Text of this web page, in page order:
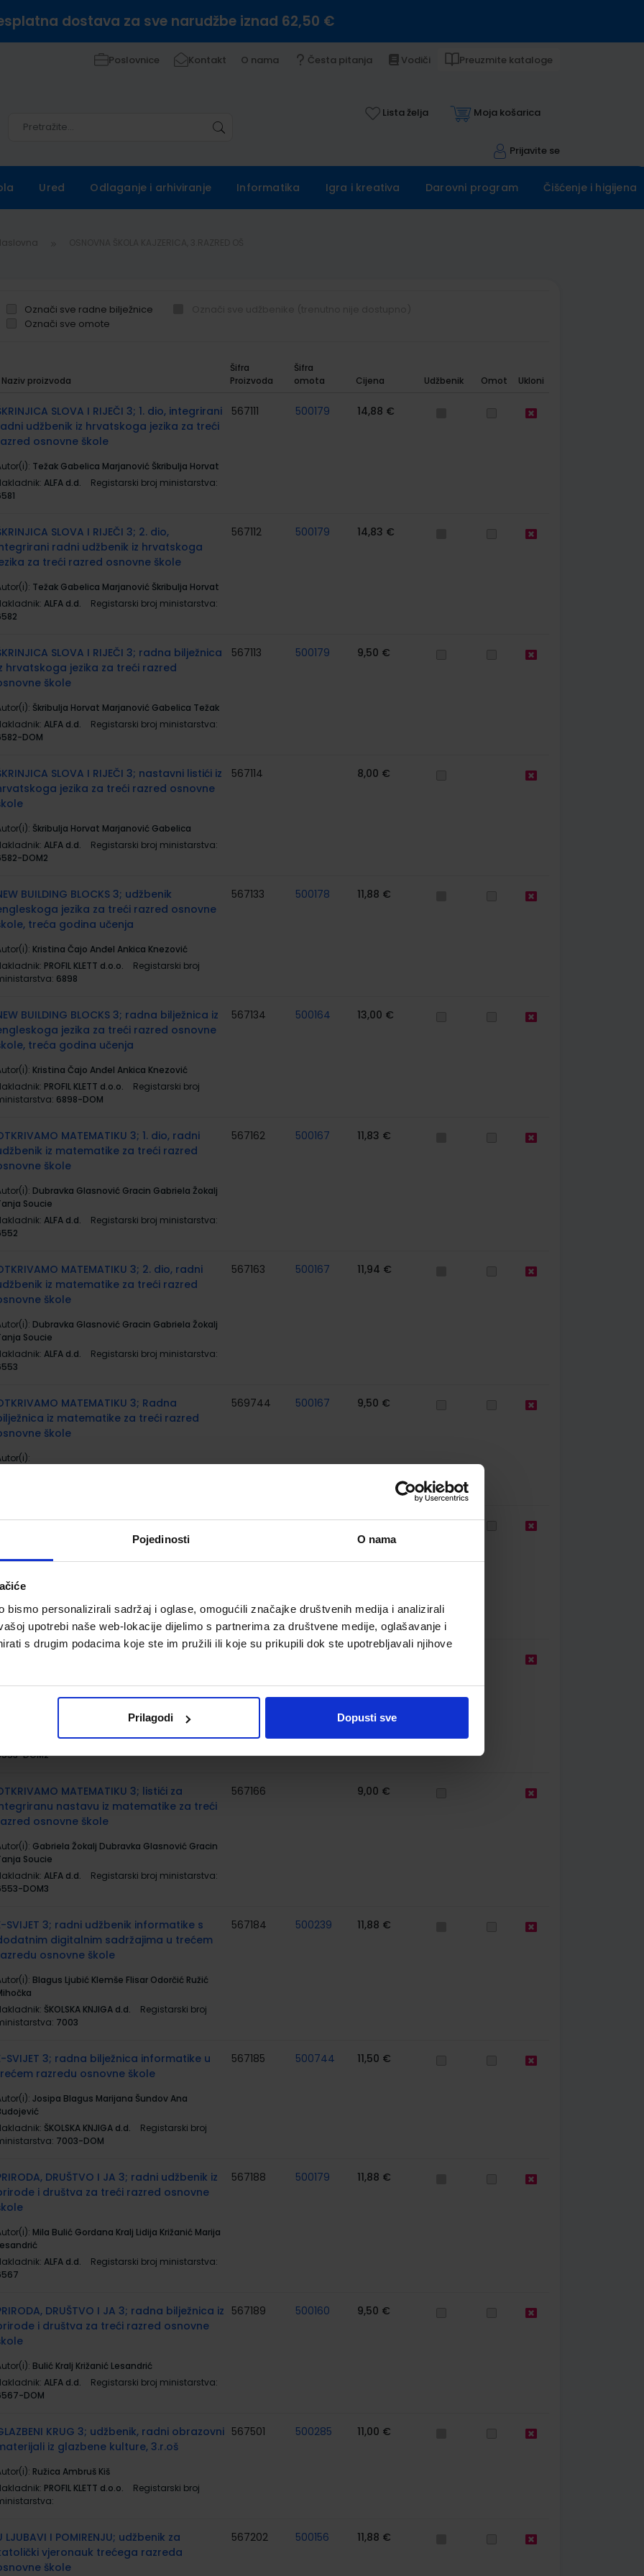
Pojedinosti O nama
bismo personalizirali sadržaj i oglase, omogućili značajke društvenih medija i analizirali
upotrebi naše web-lokacije dijelimo s partnerima za društvene medije, oglašavanje i
s drugim podacima koje ste im pružili ili koje su prikupili dok ste upotrebljavali njihove
Prilagodi Dopusti sve
dostava za sve narudžbe iznad 62,50 €
Poslovnice Kontakt O nama Česta pitanja Vodiči Preuzmite kataloge
Lista želja Moja košarica
Prijavite se
Ured Odlaganje i arhiviranje Informatika Igra i kreativa Darovni program Čišćenje i higijena
Označi sve radne bilježnice
Označi sve omote
Naziv proizvoda
Šifra
Proizvoda
Šifra
omota
Cijena Udžbenik Omot Ukloni
SLOVA I RIJEČI 3; 1. dio, integrirani
udžbenik iz hrvatskoga jezika za treći
osnovne škole
Težak Gabelica Marjanović Škribulja Horvat
ALFA d.d.
Registarski broj ministarstva:
567111 500179 14,88 €
SLOVA I RIJEČI 3; 2. dio,
radni udžbenik iz hrvatskoga
za treći razred osnovne škole
Težak Gabelica Marjanović Škribulja Horvat
ALFA d.d.
Registarski broj ministarstva:
567112 500179 14,83 €
SLOVA I RIJEČI 3; radna bilježnica
hrvatskoga jezika za treći razred
škole
Škribulja Horvat Marjanović Gabelica Težak
ALFA d.d.
Registarski broj ministarstva:
DOM
567113 500179 9,50 €
SLOVA I RIJEČI 3; nastavni listići iz
jezika za treći razred osnovne
Škribulja Horvat Marjanović Gabelica
ALFA d.d.
Registarski broj ministarstva:
DOM2
567114 8,00 €
BUILDING BLOCKS 3; udžbenik
jezika za treći razred osnovne
treća godina učenja
Kristina Čajo Anđel Ankica Knezović
PROFIL KLETT d.o.o.
Registarski broj
6898
567133 500178 11,88 €
BUILDING BLOCKS 3; radna bilježnica iz
jezika za treći razred osnovne
treća godina učenja
Kristina Čajo Anđel Ankica Knezović
PROFIL KLETT d.o.o.
Registarski broj
6898-DOM
567134 500164 13,00 €
MATEMATIKU 3; 1. dio, radni
iz matematike za treći razred
škole
Dubravka Glasnović Gracin Gabriela Žokalj
Soucie
ALFA d.d.
Registarski broj ministarstva:
567162 500167 11,83 €
MATEMATIKU 3; 2. dio, radni
iz matematike za treći razred
škole
Dubravka Glasnović Gracin Gabriela Žokalj
Soucie
ALFA d.d.
Registarski broj ministarstva:
567163 500167 11,94 €
MATEMATIKU 3; Radna
iz matematike za treći razred
škole
569744 500167 9,50 €
MATEMATIKU 3; zbirka
iz matematike za treći razred
Souice
ALFA d.d.
Registarski broj ministarstva:
DOM2
567164 500167 9,50 €
osnovne škole
Dubravka Glasnović Gracin Gabriela Žokalj
ALFA d.d.
Registarski broj ministarstva:
DOM2
MATEMATIKU 3; listići za
nastavu iz matematike za treći
osnovne škole
Gabriela Žokalj Dubravka Glasnović Gracin
Soucie
ALFA d.d.
Registarski broj ministarstva:
DOM3
567166 9,00 €
SVIJET 3; radni udžbenik informatike s
digitalnim sadržajima u trećem
osnovne škole
Blagus Ljubić Klemše Flisar Odorčić Ružić
ŠKOLSKA KNJIGA d.d.
Registarski broj
7003
567184 500239 11,88 €
SVIJET 3; radna bilježnica informatike u
razredu osnovne škole
Josipa Blagus Marijana Šundov Ana
ŠKOLSKA KNJIGA d.d.
Registarski broj
7003-DOM
567185 500744 11,50 €
DRUŠTVO I JA 3; radni udžbenik iz
i društva za treći razred osnovne
Mila Bulić Gordana Kralj Lidija Križanić Marija
ALFA d.d.
Registarski broj ministarstva:
567188 500179 11,88 €
DRUŠTVO I JA 3; radna bilježnica iz
i društva za treći razred osnovne
Bulić Kralj Križanić Lesandrić
ALFA d.d.
Registarski broj ministarstva:
DOM
567189 500160 9,50 €
KRUG 3; udžbenik, radni obrazovni
iz glazbene kulture, 3.r.oš
Ružica Ambruš Kiš
PROFIL KLETT d.o.o.
Registarski broj
567501 500285 11,00 €
LJUBAVI I POMIRENJU; udžbenik za
vjeronauk trećega razreda
škole
567202 500156 11,88 €